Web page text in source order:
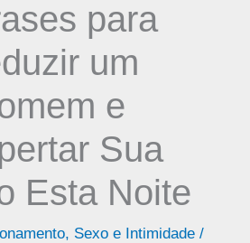
para
um
e
Sua
Esta Noite
, Sexo e Intimidade/